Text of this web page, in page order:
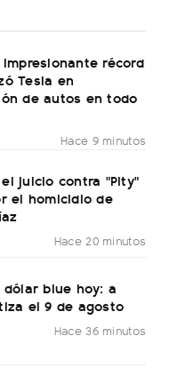
récord
Tesla en
de autos en todo
Hace 9 minutos
juicio contra "Pity"
el homicidio de
Hace 20 minutos
dólar blue hoy: a
el 9 de agosto
Hace 36 minutos